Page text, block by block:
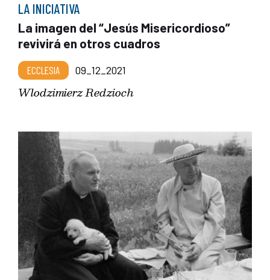
LA INICIATIVA
La imagen del “Jesús Misericordioso”
revivirá en otros cuadros
ECCLESIA 09_12_2021
Wlodzimierz Redzioch